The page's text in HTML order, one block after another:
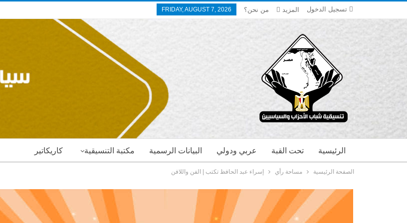
تسجيل الدخول FRIDAY, AUGUST 7, 2026 من نحن؟ المزيد
كاريكاتير مكتبة التنسيقية البيانات الرسمية عربي ودولي تحت القبة الرئيسية
الصفحة الرئيسية مساحة رأي إسراء عبد الحافظ تكتب | الفن واللافن